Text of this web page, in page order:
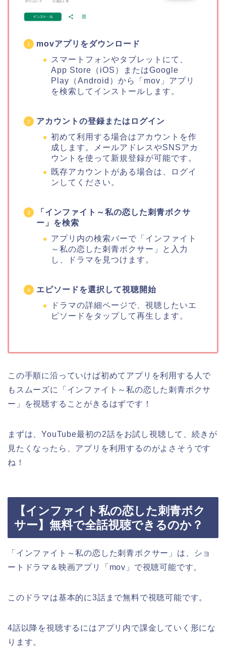
movアプリをダウンロード
スマートフォンやタブレットにて、
App Store（iOS）またはGoogle
Play（Android）から「mov」アプリ
を検索してインストールします。
アカウントの登録またはログイン
初めて利用する場合はアカウントを作
成します。メールアドレスやSNSアカ
ウントを使って新規登録が可能です。
既存アカウントがある場合は、ログイ
ンしてください。
「インファイト～私の恋した刺青ボクサ
ー」を検索
アプリ内の検索バーで「インファイト
～私の恋した刺青ボクサー」と入力
し、ドラマを見つけます。
エピソードを選択して視聴開始
ドラマの詳細ページで、視聴したいエ
ピソードをタップして再生します。
この手順に沿っていけば初めてアプリを利用する人で
もスムーズに「インファイト～私の恋した刺青ボクサ
ー」を視聴することがきるはずです！
まずは、YouTube最初の2話をお試し視聴して、続きが
見たくなったら、アプリを利用するのがよさそうです
ね！
【インファイト私の恋した刺青ボク
サー】無料で全話視聴できるのか？
「インファイト～私の恋した刺青ボクサー」は、ショ
ートドラマ＆映画アプリ「mov」で視聴可能です。
このドラマは基本的に3話まで無料で視聴可能です。
4話以降を視聴するにはアプリ内で課金していく形にな
ります。